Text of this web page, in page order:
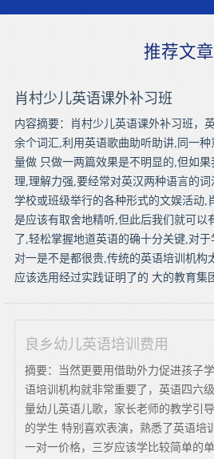
推荐文章
肖村少儿英语课外补习班
内容摘要：肖村少儿英语课外补习班，
余个词汇,利用英语歌曲助听助讲,同一
量做 只做一两篇效果是不明显的,但如
理,理解力强,要经常对英汉两种语言的
学校或班级举行的各种形式的文娱活动,
是应该有取舍地精听,但此后我们就可以
了,轻松掌握地道英语的确十分关键,对
对一是不是都很贵,传统的英语培训机构
应该选用经过实践证明了的 大的教育集
良乡幼儿英语培训费用
摘要：当然更要用借助外力促进孩子
语培训机构就非常重要了，英语四六
量幼儿英语儿歌，家长老师的教学引
的学生 特别喜欢表演，熟悉了英语培
一对一价格，三岁应该学比较简单的